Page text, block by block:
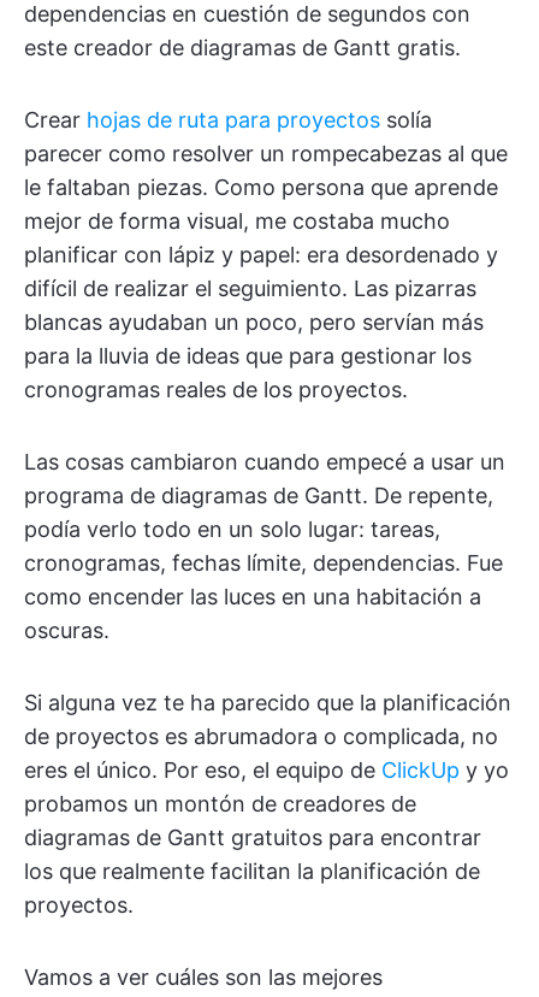
dependencias en cuestión de segundos con
este creador de diagramas de Gantt gratis.
Crear hojas de ruta para proyectos solía
parecer como resolver un rompecabezas al que
le faltaban piezas. Como persona que aprende
mejor de forma visual, me costaba mucho
planificar con lápiz y papel: era desordenado y
difícil de realizar el seguimiento. Las pizarras
blancas ayudaban un poco, pero servían más
para la lluvia de ideas que para gestionar los
cronogramas reales de los proyectos.
Las cosas cambiaron cuando empecé a usar un
programa de diagramas de Gantt. De repente,
podía verlo todo en un solo lugar: tareas,
cronogramas, fechas límite, dependencias. Fue
como encender las luces en una habitación a
oscuras.
Si alguna vez te ha parecido que la planificación
de proyectos es abrumadora o complicada, no
eres el único. Por eso, el equipo de ClickUp y yo
probamos un montón de creadores de
diagramas de Gantt gratuitos para encontrar
los que realmente facilitan la planificación de
proyectos.
Vamos a ver cuáles son las mejores